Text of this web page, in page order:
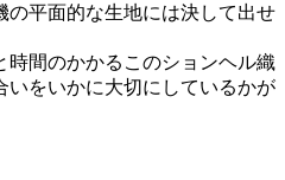
の平面的な生地には決して出せ
時間のかかるこのションヘル織
いをいかに大切にしているかが